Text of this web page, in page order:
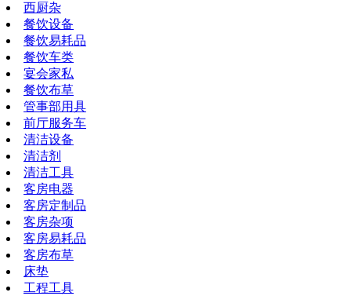
西厨杂
餐饮设备
餐饮易耗品
餐饮车类
宴会家私
餐饮布草
管事部用具
前厅服务车
清洁设备
清洁剂
清洁工具
客房电器
客房定制品
客房杂项
客房易耗品
客房布草
床垫
工程工具